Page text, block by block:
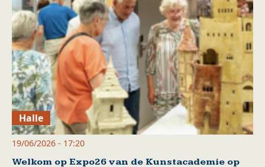
Halle
19/06/2026 - 17:20
Welkom op Expo26 van de Kunstacademie op